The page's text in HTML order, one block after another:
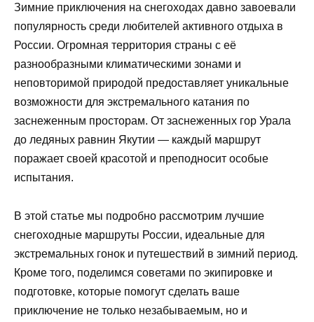
Зимние приключения на снегоходах давно завоевали
популярность среди любителей активного отдыха в
России. Огромная территория страны с её
разнообразными климатическими зонами и
неповторимой природой предоставляет уникальные
возможности для экстремального катания по
заснеженным просторам. От заснеженных гор Урала
до ледяных равнин Якутии — каждый маршрут
поражает своей красотой и преподносит особые
испытания.
В этой статье мы подробно рассмотрим лучшие
снегоходные маршруты России, идеальные для
экстремальных гонок и путешествий в зимний период.
Кроме того, поделимся советами по экипировке и
подготовке, которые помогут сделать ваше
приключение не только незабываемым, но и